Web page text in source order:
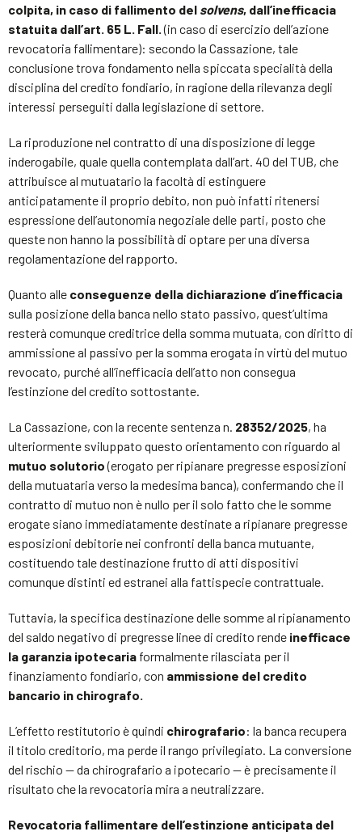
colpita, in caso di fallimento del solvens, dall’inefficacia
statuita dall’art. 65 L. Fall.(in caso di esercizio dell’azione
revocatoria fallimentare): secondo la Cassazione, tale
conclusione trova fondamento nella spiccata specialità della
disciplina del credito fondiario, in ragione della rilevanza degli
interessi perseguiti dalla legislazione di settore.
La riproduzione nel contratto di una disposizione di legge
inderogabile, quale quella contemplata dall’art. 40 del TUB, che
attribuisce al mutuatario la facoltà di estinguere
anticipatamente il proprio debito, non può infatti ritenersi
espressione dell’autonomia negoziale delle parti, posto che
queste non hanno la possibilità di optare per una diversa
regolamentazione del rapporto.
Quanto alle conseguenze della dichiarazione d’inefficacia
sulla posizione della banca nello stato passivo, quest’ultima
resterà comunque creditrice della somma mutuata, con diritto di
ammissione al passivo per la somma erogata in virtù del mutuo
revocato, purché all’inefficacia dell’atto non consegua
l’estinzione del credito sottostante.
La Cassazione, con la recente sentenza n. 28352/2025, ha
ulteriormente sviluppato questo orientamento con riguardo al
mutuo solutorio(erogato per ripianare pregresse esposizioni
della mutuataria verso la medesima banca), confermando che il
contratto di mutuo non è nullo per il solo fatto che le somme
erogate siano immediatamente destinate a ripianare pregresse
esposizioni debitorie nei confronti della banca mutuante,
costituendo tale destinazione frutto di atti dispositivi
comunque distinti ed estranei alla fattispecie contrattuale.
Tuttavia, la specifica destinazione delle somme al ripianamento
del saldo negativo di pregresse linee di credito rende inefficace
la garanzia ipotecaria formalmente rilasciata per il
finanziamento fondiario, con ammissione del credito
bancario in chirografo.
L’effetto restitutorio è quindi chirografario: la banca recupera
il titolo creditorio, ma perde il rango privilegiato. La conversione
del rischio — da chirografario a ipotecario — è precisamente il
risultato che la revocatoria mira a neutralizzare.
Revocatoria fallimentare dell’estinzione anticipata del